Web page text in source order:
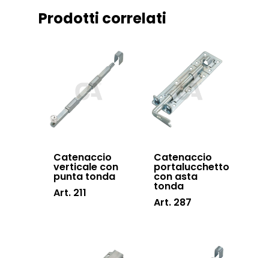
Prodotti correlati
Catenaccio
verticale con
punta tonda
Art. 211
Catenaccio
portalucchetto
con asta
tonda
Art. 287
Accessori
sospesi
Swing gates
accessories
Hardware
Inox
Lavora con noi
Contatti